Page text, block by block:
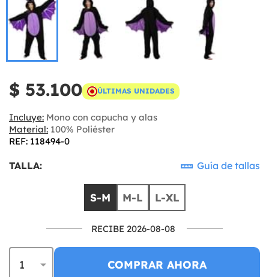
$ 53.100 ÚLTIMAS UNIDADES
Incluye: Mono con capucha y alas
Material: 100% Poliéster
REF: 118494-0
TALLA: Guía de tallas
S-M M-L L-XL
RECIBE 2026-08-08
COMPRAR AHORA